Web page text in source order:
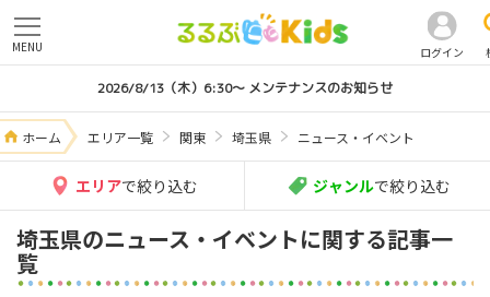
ログイン
MENU
2026/8/13（木）6:30～ メンテナンスのお知らせ
ホーム エリア一覧 関東 埼玉県 ニュース・イベント
エリアで絞り込む ジャンルで絞り込む
埼玉県のニュース・イベントに関する記事一
覧